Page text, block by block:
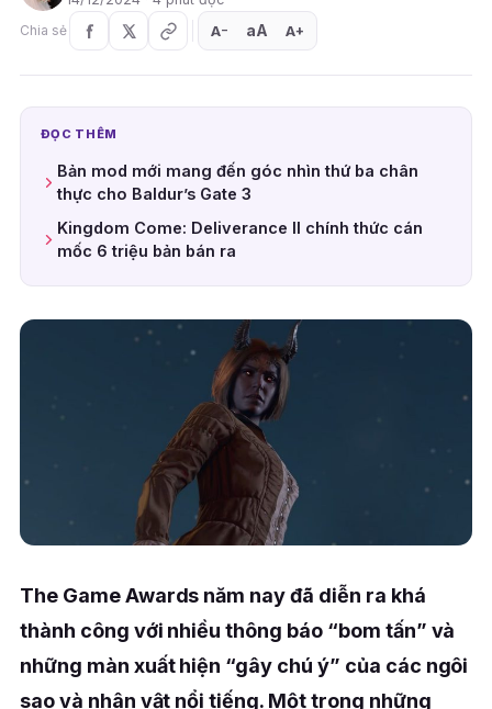
Chia sẻ
A− aA A+
ĐỌC THÊM
Bản mod mới mang đến góc nhìn thứ ba chân
thực cho Baldur’s Gate 3
Kingdom Come: Deliverance II chính thức cán
mốc 6 triệu bản bán ra
The Game Awards năm nay đã diễn ra khá
thành công với nhiều thông báo “bom tấn” và
những màn xuất hiện “gây chú ý” của các ngôi
sao và nhân vật nổi tiếng. Một trong những